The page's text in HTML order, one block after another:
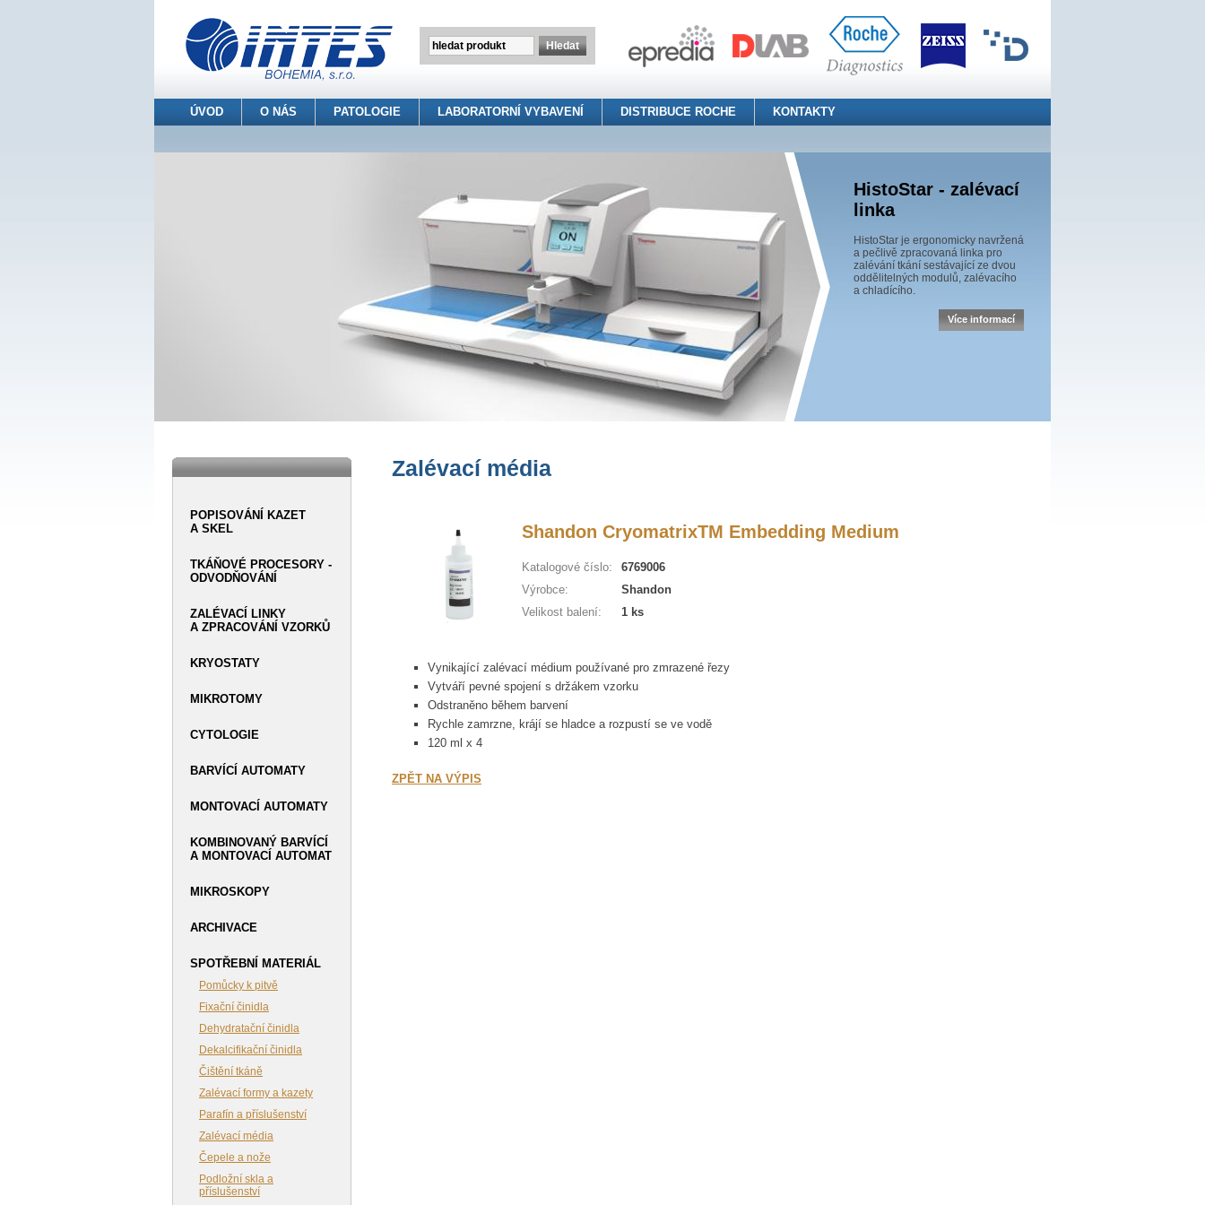
ÚVOD O NÁS PATOLOGIE LABORATORNÍ VYBAVENÍ DISTRIBUCE ROCHE KONTAKTY
HistoStar - zalévací
linka
HistoStar je ergonomicky navržená
a pečlivě zpracovaná linka pro
zalévání tkání sestávající ze dvou
oddělitelných modulů, zalévacího
a chladícího.
Více informací
Zalévací média
Shandon CryomatrixTM Embedding Medium
Katalogové číslo:
6769006
Výrobce:
Shandon
Velikost balení:
1 ks
Vynikající zalévací médium používané pro zmrazené řezy
Vytváří pevné spojení s držákem vzorku
Odstraněno během barvení
Rychle zamrzne, krájí se hladce a rozpustí se ve vodě
120 ml x 4
ZPĚT NA VÝPIS
POPISOVÁNÍ KAZET
A SKEL
TKÁŇOVÉ PROCESORY -
ODVODŇOVÁNÍ
ZALÉVACÍ LINKY
A ZPRACOVÁNÍ VZORKŮ
KRYOSTATY
MIKROTOMY
CYTOLOGIE
BARVÍCÍ AUTOMATY
MONTOVACÍ AUTOMATY
KOMBINOVANÝ BARVÍCÍ
A MONTOVACÍ AUTOMAT
MIKROSKOPY
ARCHIVACE
SPOTŘEBNÍ MATERIÁL
Pomůcky k pitvě
Fixační činidla
Dehydratační činidla
Dekalcifikační činidla
Čištění tkáně
Zalévací formy a kazety
Parafín a příslušenství
Zalévací média
Čepele a nože
Podložní skla a
příslušenství